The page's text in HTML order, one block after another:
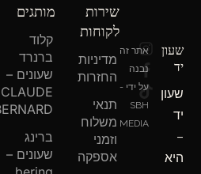
שעון
יד
שעון
יד
היא
I
t
a
m
F
e
k
-
T
t
אתר זה
נבנה
על ידי -
SBH
MEDIA
מותגים
קלוד
ברנרד
שעונים –
CLAUDE
BERNARD
ברינג
שעונים –
שירות
לקוחות
מדיניות
החזרות
תנאי
משלוח
וזמני
אספקה